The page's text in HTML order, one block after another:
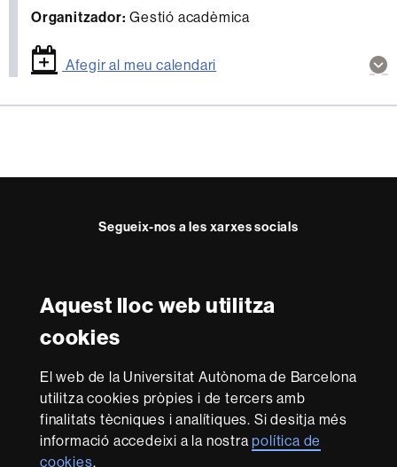
Aquest lloc web utilitza
cookies
El web de la Universitat Autònoma de Barcelona
utilitza cookies pròpies i de tercers amb
finalitats tècniques i analítiques. Si desitja més
informació accedeixi a la nostrapolítica de
cookies.
Organitzador: Gestió acadèmica
Afegir al meu calendari
Segueix-nos a les xarxes socials
Reconeixement internacional de l'excel·lència
in
Research
-
Euraxess
Amb el finançament de